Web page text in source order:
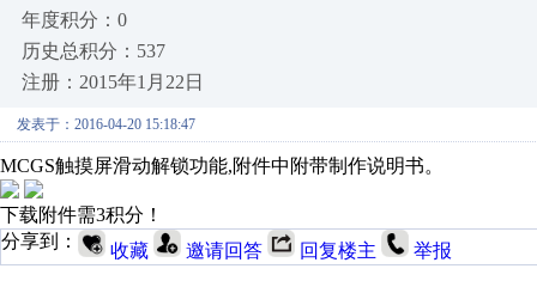
年度积分：0
历史总积分：537
注册：2015年1月22日
发表于：2016-04-20 15:18:47
MCGS触摸屏滑动解锁功能,附件中附带制作说明书。
下载附件需3积分！
分享到：
收藏 邀请回答 回复楼主 举报